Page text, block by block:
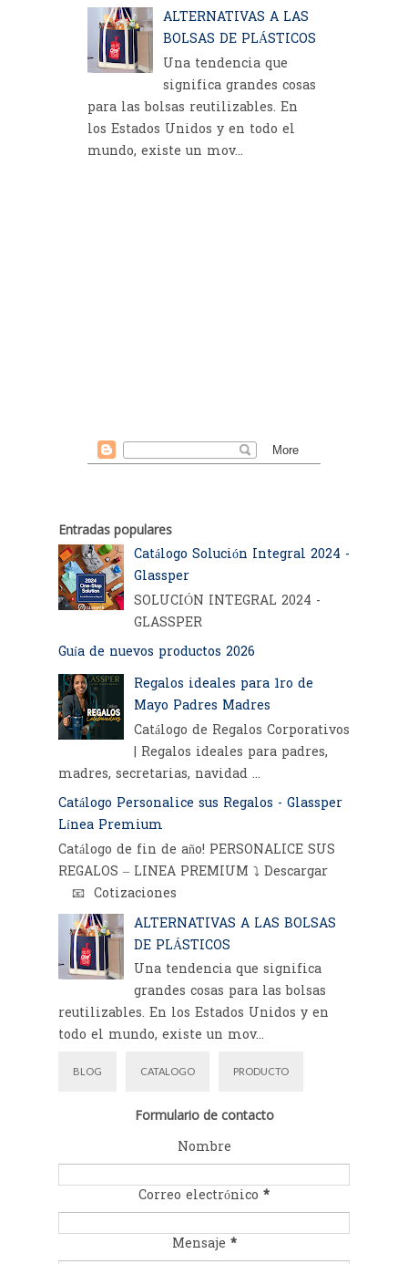
ALTERNATIVAS A LAS
BOLSAS DE PLÁSTICOS
Una tendencia que
significa grandes cosas
para las bolsas reutilizables. En
los Estados Unidos y en todo el
mundo, existe un mov...
Entradas populares
Catálogo Solución Integral 2024 -
Glassper
SOLUCIÓN INTEGRAL 2024 -
GLASSPER
Guía de nuevos productos 2026
Regalos ideales para 1ro de
Mayo Padres Madres
Catálogo de Regalos Corporativos
| Regalos ideales para padres,
madres, secretarias, navidad ...
Catálogo Personalice sus Regalos - Glassper
Línea Premium
Catálogo de fin de año! PERSONALICE SUS
REGALOS – LINEA PREMIUM ⤵️ Descargar
📧 Cotizaciones
ALTERNATIVAS A LAS BOLSAS
DE PLÁSTICOS
Una tendencia que significa
grandes cosas para las bolsas
reutilizables. En los Estados Unidos y en
todo el mundo, existe un mov...
BLOG CATALOGO PRODUCTO
Formulario de contacto
Nombre
Correo electrónico *
Mensaje *